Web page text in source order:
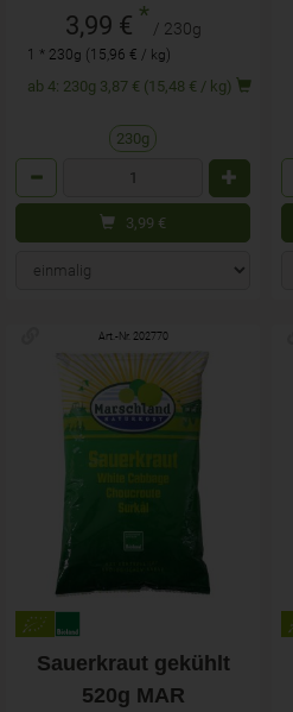
3,99 € * / 230g
1 * 230g (15,96 € / kg)
ab 4: 230g 3,87 € (15,48 € / kg)
230g
3,99 €
Art.-Nr. 202770
Sauerkraut gekühlt
520g MAR